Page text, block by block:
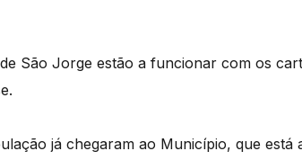
São Jorge estão a funcionar com os
já chegaram ao Município, que está